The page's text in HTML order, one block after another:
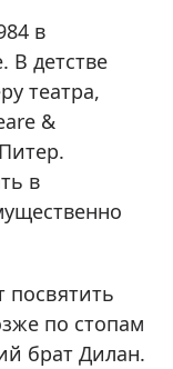
в
В детстве
театра,
&
в
посвятить
по стопам
брат Дилан.